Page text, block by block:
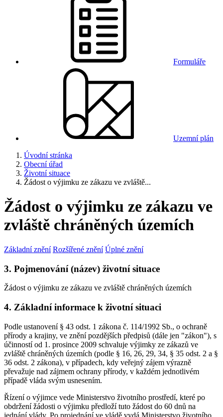
Formuláře
Uzemní plán
Úvodní stránka
Obecní úřad
Životní situace
Žádost o výjimku ze zákazu ve zvláště...
Žádost o výjimku ze zákazu ve
zvláště chráněných územích
Základní znění Rozšířené znění Úplné znění
3. Pojmenování (název) životní situace
Žádost o výjimku ze zákazu ve zvláště chráněných územích
4. Základní informace k životní situaci
Podle ustanovení § 43 odst. 1 zákona č. 114/1992 Sb., o ochraně
přírody a krajiny, ve znění pozdějších předpisů (dále jen "zákon"), s
účinností od 1. prosince 2009 schvaluje výjimky ze zákazů ve
zvláště chráněných územích (podle § 16, 26, 29, 34, § 35 odst. 2 a §
36 odst. 2 zákona), v případech, kdy veřejný zájem výrazně
převažuje nad zájmem ochrany přírody, v každém jednotlivém
případě vláda svým usnesením.
Řízení o výjimce vede Ministerstvo životního prostředí, které po
obdržení žádosti o výjimku předloží tuto žádost do 60 dnů na
jednání vlády. Po projednání ve vládě vydá Ministerstvo životního